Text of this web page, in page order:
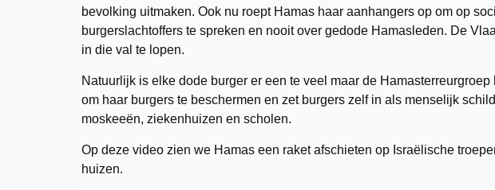
bevolking uitmaken. Ook nu roept Hamas haar aanhangers op om op
burgerslachtoffers te spreken en nooit over gedode Hamasleden. De
in die val te lopen.
Natuurlijk is elke dode burger er een te veel maar de
om haar burgers te beschermen en zet burgers zelf in als menselijk
moskeeën, ziekenhuizen en scholen.
Op deze video zien we Hamas een raket afschieten op Israëlische
huizen.